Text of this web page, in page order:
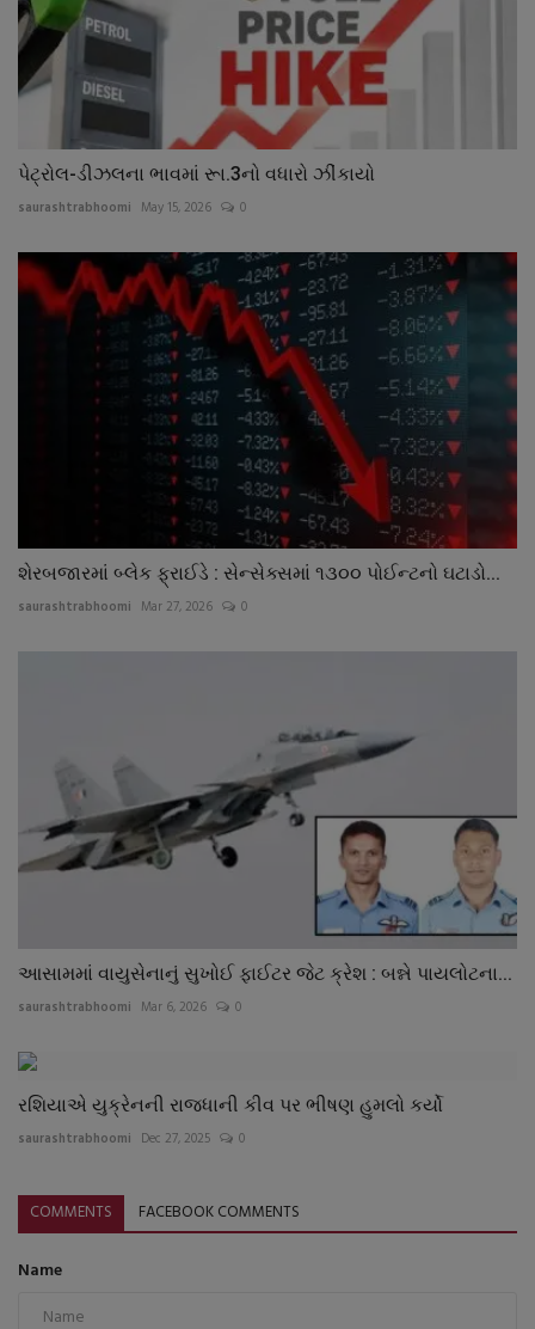
પેટ્રોલ-ડીઝલના ભાવમાં રૂા.3નો વધારો ઝીંકાયો
saurashtrabhoomi May 15, 2026 0
શેરબજારમાં બ્લેક ફ્રાઈડે : સેન્સેક્સમાં ૧૩૦૦ પોઈન્ટનો ઘટાડો...
saurashtrabhoomi Mar 27, 2026 0
આસામમાં વાયુસેનાનું સુખોઈ ફાઈટર જેટ ક્રેશ : બન્ને પાયલોટના...
saurashtrabhoomi Mar 6, 2026 0
રશિયાએ યુક્રેનની રાજધાની કીવ પર ભીષણ હુમલો કર્યો
saurashtrabhoomi Dec 27, 2025 0
COMMENTS FACEBOOK COMMENTS
Name